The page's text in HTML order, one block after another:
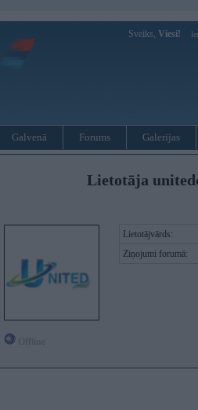
Sveiks, Viesi!
Galvenā Forums Galerijas
Lietotāja
Lietotājvārds:
Ziņojumi forumā: